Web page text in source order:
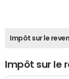
Impôt sur le
Impôt sur le